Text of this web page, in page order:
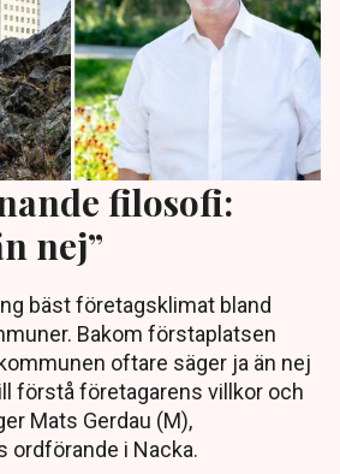
filosofi:
nej”
bäst företagsklimat bland
Bakom förstaplatsen
oftare säger ja än nej
förstå företagarens villkor och
Mats Gerdau (M),
ordförande i Nacka.